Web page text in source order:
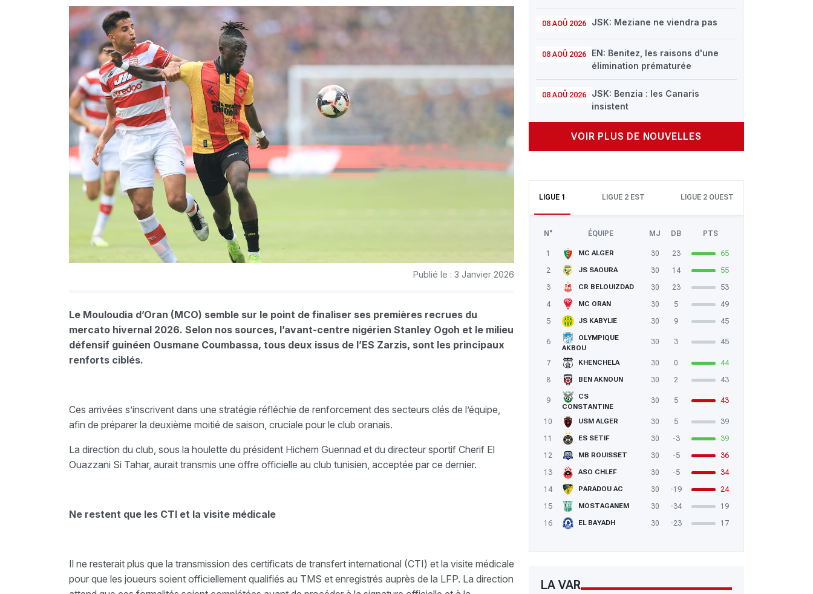
08 AOÛ 2026 JSK: Meziane ne viendra pas
08 AOÛ 2026
EN: Benitez, les raisons d'une
élimination prématurée
08 AOÛ 2026
JSK: Benzia : les Canaris
insistent
VOIR PLUS DE NOUVELLES
LIGUE 1 LIGUE 2 EST LIGUE 2 OUEST
N° ÉQUIPE MJ DB PTS
1 MC ALGER 30 23
65
2
JS SAOURA 30 14
55
3
CR BELOUIZDAD 30 23
53
4
MC ORAN 30 5
49
5
JS KABYLIE 30 9 45
6
OLYMPIQUE
AKBOU
30 3 45
7 KHENCHELA 30 0
44
8
BEN AKNOUN 30 2 43
9
CS
CONSTANTINE
30 5 43
10 USM ALGER 30 5
39
11
ES SETIF 30 -3
39
12
MB ROUISSET 30 -5
36
13
ASO CHLEF 30 -5
34
14
PARADOU AC 30 -19
24
15
MOSTAGANEM 30 -34
19
16
EL BAYADH 30 -23 17
LA VAR
Publié le : 3 Janvier 2026
Le Mouloudia d’Oran (MCO) semble sur le point de finaliser ses premières recrues du
mercato hivernal 2026. Selon nos sources, l’avant-centre nigérien Stanley Ogoh et le milieu
défensif guinéen Ousmane Coumbassa, tous deux issus de l’ES Zarzis, sont les principaux
renforts ciblés.
Ces arrivées s’inscrivent dans une stratégie réfléchie de renforcement des secteurs clés de l’équipe,
afin de préparer la deuxième moitié de saison, cruciale pour le club oranais.
La direction du club, sous la houlette du président Hichem Guennad et du directeur sportif Cherif El
Ouazzani Si Tahar, aurait transmis une offre officielle au club tunisien, acceptée par ce dernier.
Ne restent que les CTI et la visite médicale
Il ne resterait plus que la transmission des certificats de transfert international (CTI) et la visite médicale
pour que les joueurs soient officiellement qualifiés au TMS et enregistrés auprès de la LFP. La direction